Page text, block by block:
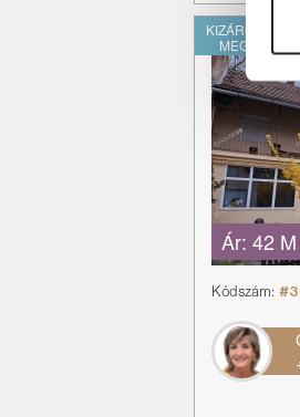
KIZÁRÓLAGOS
MEGBÍZÁS
Ár: 42
Kódszám: